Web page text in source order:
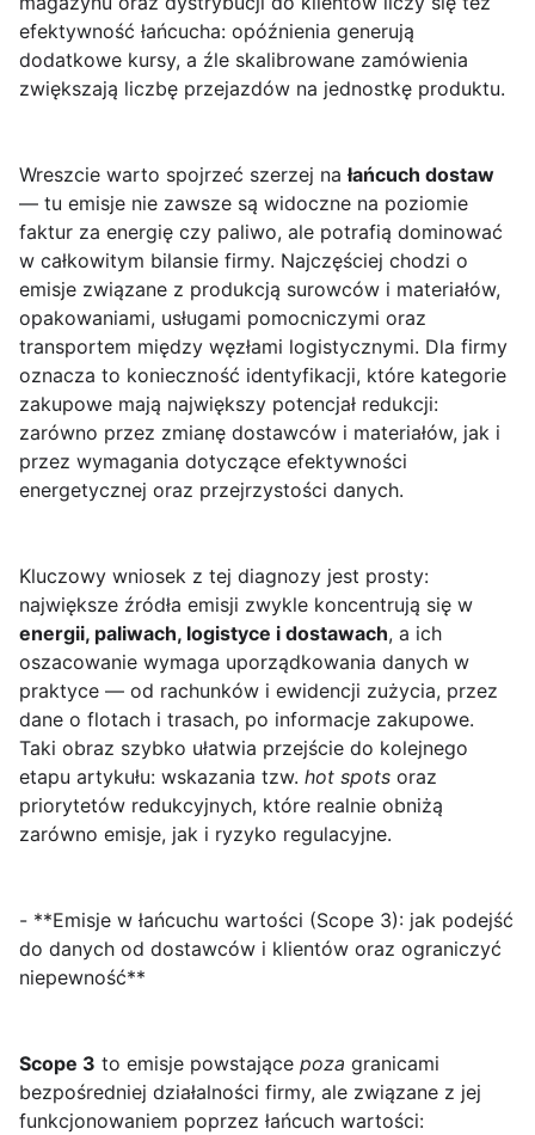
efektywność łańcucha: opóźnienia generują
dodatkowe kursy, a źle skalibrowane zamówienia
zwiększają liczbę przejazdów na jednostkę produktu.
Wreszcie warto spojrzeć szerzej nałańcuch dostaw
— tu emisje nie zawsze są widoczne na poziomie
faktur za energię czy paliwo, ale potrafią dominować
w całkowitym bilansie firmy. Najczęściej chodzi o
emisje związane z produkcją surowców i materiałów,
opakowaniami, usługami pomocniczymi oraz
transportem między węzłami logistycznymi. Dla firmy
oznacza to konieczność identyfikacji, które kategorie
zakupowe mają największy potencjał redukcji:
zarówno przez zmianę dostawców i materiałów, jak i
przez wymagania dotyczące efektywności
energetycznej oraz przejrzystości danych.
Kluczowy wniosek z tej diagnozy jest prosty:
największe źródła emisji zwykle koncentrują się w
energii, paliwach, logistyce i dostawach, a ich
oszacowanie wymaga uporządkowania danych w
praktyce — od rachunków i ewidencji zużycia, przez
dane o flotach i trasach, po informacje zakupowe.
Taki obraz szybko ułatwia przejście do kolejnego
etapu artykułu: wskazania tzw. hot spots oraz
priorytetów redukcyjnych, które realnie obniżą
zarówno emisje, jak i ryzyko regulacyjne.
- **Emisje w łańcuchu wartości (Scope 3): jak podejść
do danych od dostawców i klientów oraz ograniczyć
niepewność**
Scope 3 to emisje powstające poza granicami
bezpośredniej działalności firmy, ale związane z jej
funkcjonowaniem poprzez łańcuch wartości: